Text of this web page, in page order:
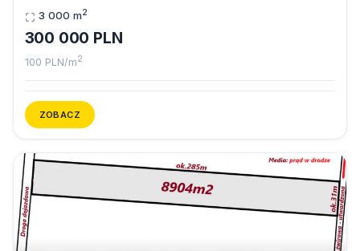
3 000 m2
300 000 PLN
100 PLN/m2
ZOBACZ